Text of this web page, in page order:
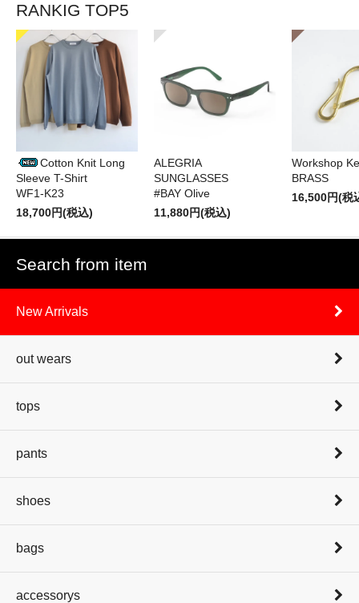
RANKIG TOP5
Cotton Knit Long
Sleeve T-Shirt
WF1-K23
18,700円(税込)
ALEGRIA
SUNGLASSES
#BAY Olive
11,880円(税込)
Workshop
BRASS
16,500円(税
Search from item
New Arrivals
out wears
tops
pants
shoes
bags
accessorys